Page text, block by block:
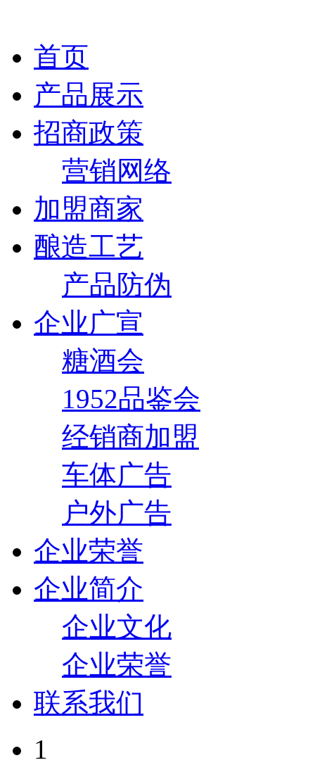
首页
产品展示
招商政策
营销网络
加盟商家
酿造工艺
产品防伪
企业广宣
糖酒会
1952品鉴会
经销商加盟
车体广告
户外广告
企业荣誉
企业简介
企业文化
企业荣誉
联系我们
1